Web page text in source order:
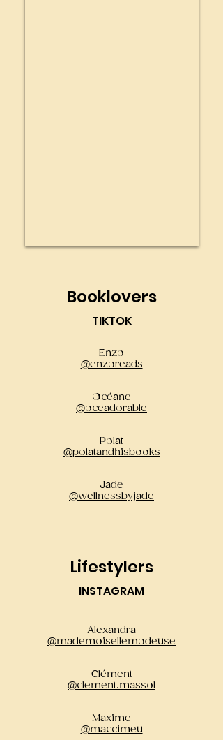
Booklovers
TIKTOK
Enzo
@enzoreads
Océane
@oceadorable
Polat
@polatandhisbooks
Jade
@wellnessbyjade
Lifestylers
INSTAGRAM
Alexandra
@mademoisellemodeuse
Clément
@clement.massol
Maxime
@maccimeu